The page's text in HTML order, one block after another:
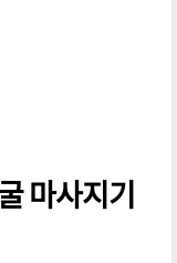
마사지기